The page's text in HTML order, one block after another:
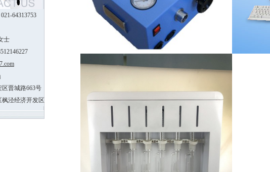
公司最新上市2020年沥青路面用纤维新标准试验设备一批，欢迎新老客户前来选购 .[2020/09/14]
64313753
士
晋城路663号
泾经济开发区